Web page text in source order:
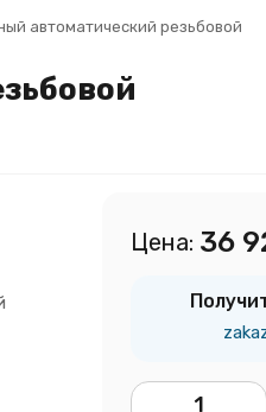
автоматический резьбовой
Цена: 36